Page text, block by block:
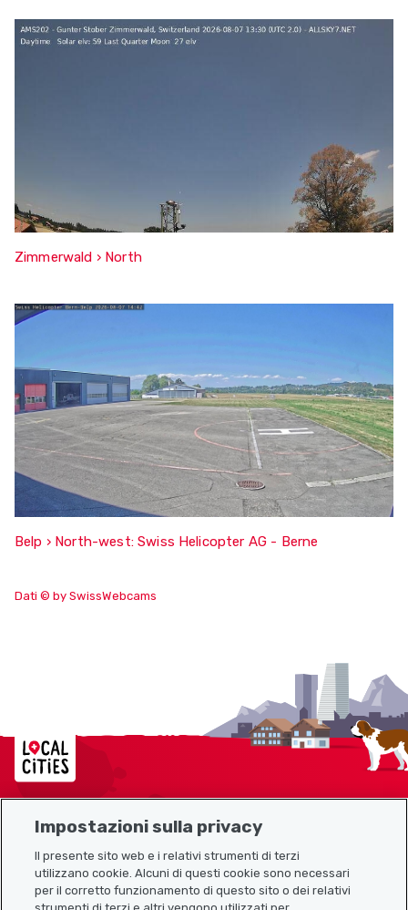
Zimmerwald › North
Belp › North-west: Swiss Helicopter AG - Berne
Dati © by SwissWebcams
Localcities
Link utili
Impostazioni sulla privacy
Il presente sito web e i relativi strumenti di terzi
utilizzano cookie. Alcuni di questi cookie sono necessari
per il corretto funzionamento di questo sito o dei relativi